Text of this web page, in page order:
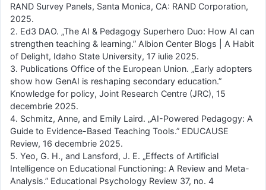
RAND Survey Panels, Santa Monica, CA: RAND Corporation,
2025.
2. Ed3 DAO. „The AI & Pedagogy Superhero Duo: How AI can
strengthen teaching & learning.” Albion Center Blogs | A Habit
of Delight, Idaho State University, 17 iulie 2025.
3. Publications Office of the European Union. „Early adopters
show how GenAI is reshaping secondary education.”
Knowledge for policy, Joint Research Centre (JRC), 15
decembrie 2025.
4. Schmitz, Anne, and Emily Laird. „AI-Powered Pedagogy: A
Guide to Evidence-Based Teaching Tools.” EDUCAUSE
Review, 16 decembrie 2025.
5. Yeo, G. H., and Lansford, J. E. „Effects of Artificial
Intelligence on Educational Functioning: A Review and Meta-
Analysis.” Educational Psychology Review 37, no. 4